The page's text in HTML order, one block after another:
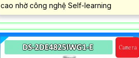
cao nhờ công nghệ Self-learning